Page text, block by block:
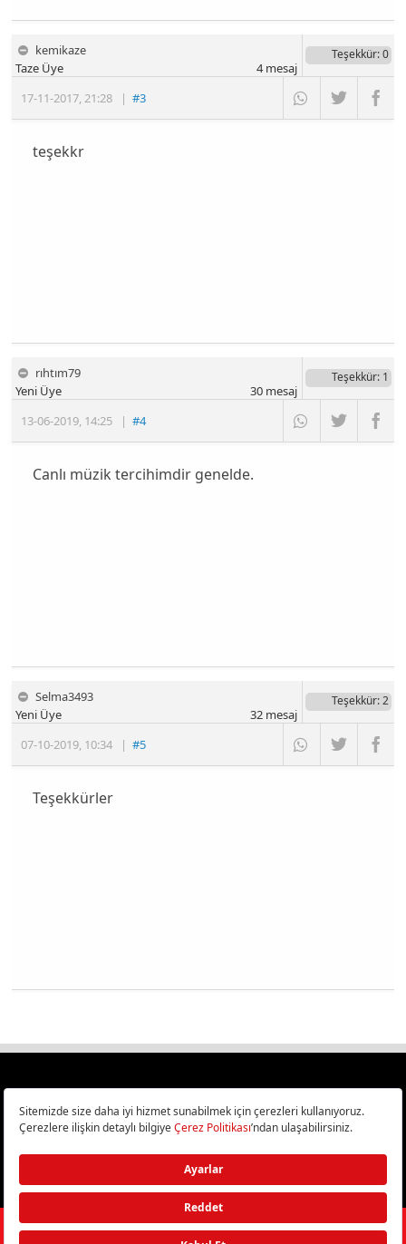
kemikaze
17-11-2017,21:28 |#3
Taze Üye
Teşekkür: 0
4mesaj
teşekkr
rıhtım79
13-06-2019, 14:25 |#4
Yeni Üye
Teşekkür: 1
30mesaj
Canlı müzik tercihimdir genelde.
Selma3493
07-10-2019, 10:34 |#5
Yeni Üye
Teşekkür: 2
32mesaj
Teşekkürler
Türkiye
Bilişim ve Teknoloji Haberleri CHIP Online’da!
©2026Doğan Burda Dergi Yayıncılık ve Pazarlama A.Ş./ Tüm hakları